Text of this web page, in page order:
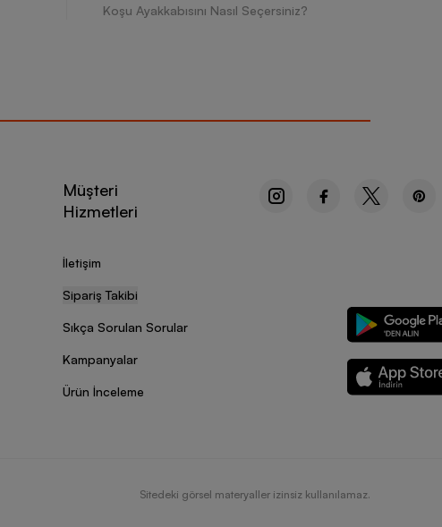
Koşu Ayakkabısını Nasıl Seçersiniz?
Müşteri
Hizmetleri
İletişim
Sipariş Takibi
Sıkça Sorulan Sorular
Kampanyalar
Ürün İnceleme
Sitedeki görsel materyaller izinsiz kullanılamaz.